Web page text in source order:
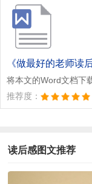
《做最好的老师读
将本文的Word文档下
推荐度：
读后感图文推荐